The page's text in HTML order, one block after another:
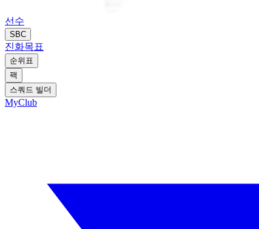
선수
SBC
진화목표
순위표
팩
스쿼드 빌더
MyClub